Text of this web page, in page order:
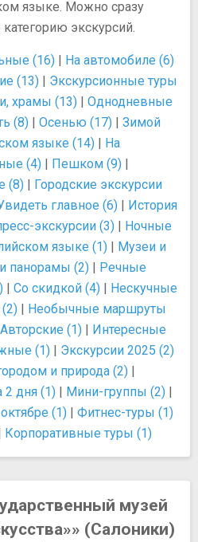
языке. Можно сразу
экскурсий.
(16) | На автомобиле (6)
(13) | Экскурсионные туры
храмы (13) | Однодневные
(8) | Осенью (17) | Зимой
языке (14) | На
(4) | Пешком (9) |
(8) | Городские экскурсии
главное (6) | История
экскурсии (3) | Ночные
языке (1) | Музеи и
панорамы (2) | Речные
| Со скидкой (4) | Нескучные
| Необычные маршруты
Авторские (1) | Интересные
(1) | Экскурсии 2025 (2)
и природа (2) |
2 дня (1) | Мини-группы (2) |
(1) | Фитнес-туры (1)
Корпоративные туры (1)
музей
(Салоники)